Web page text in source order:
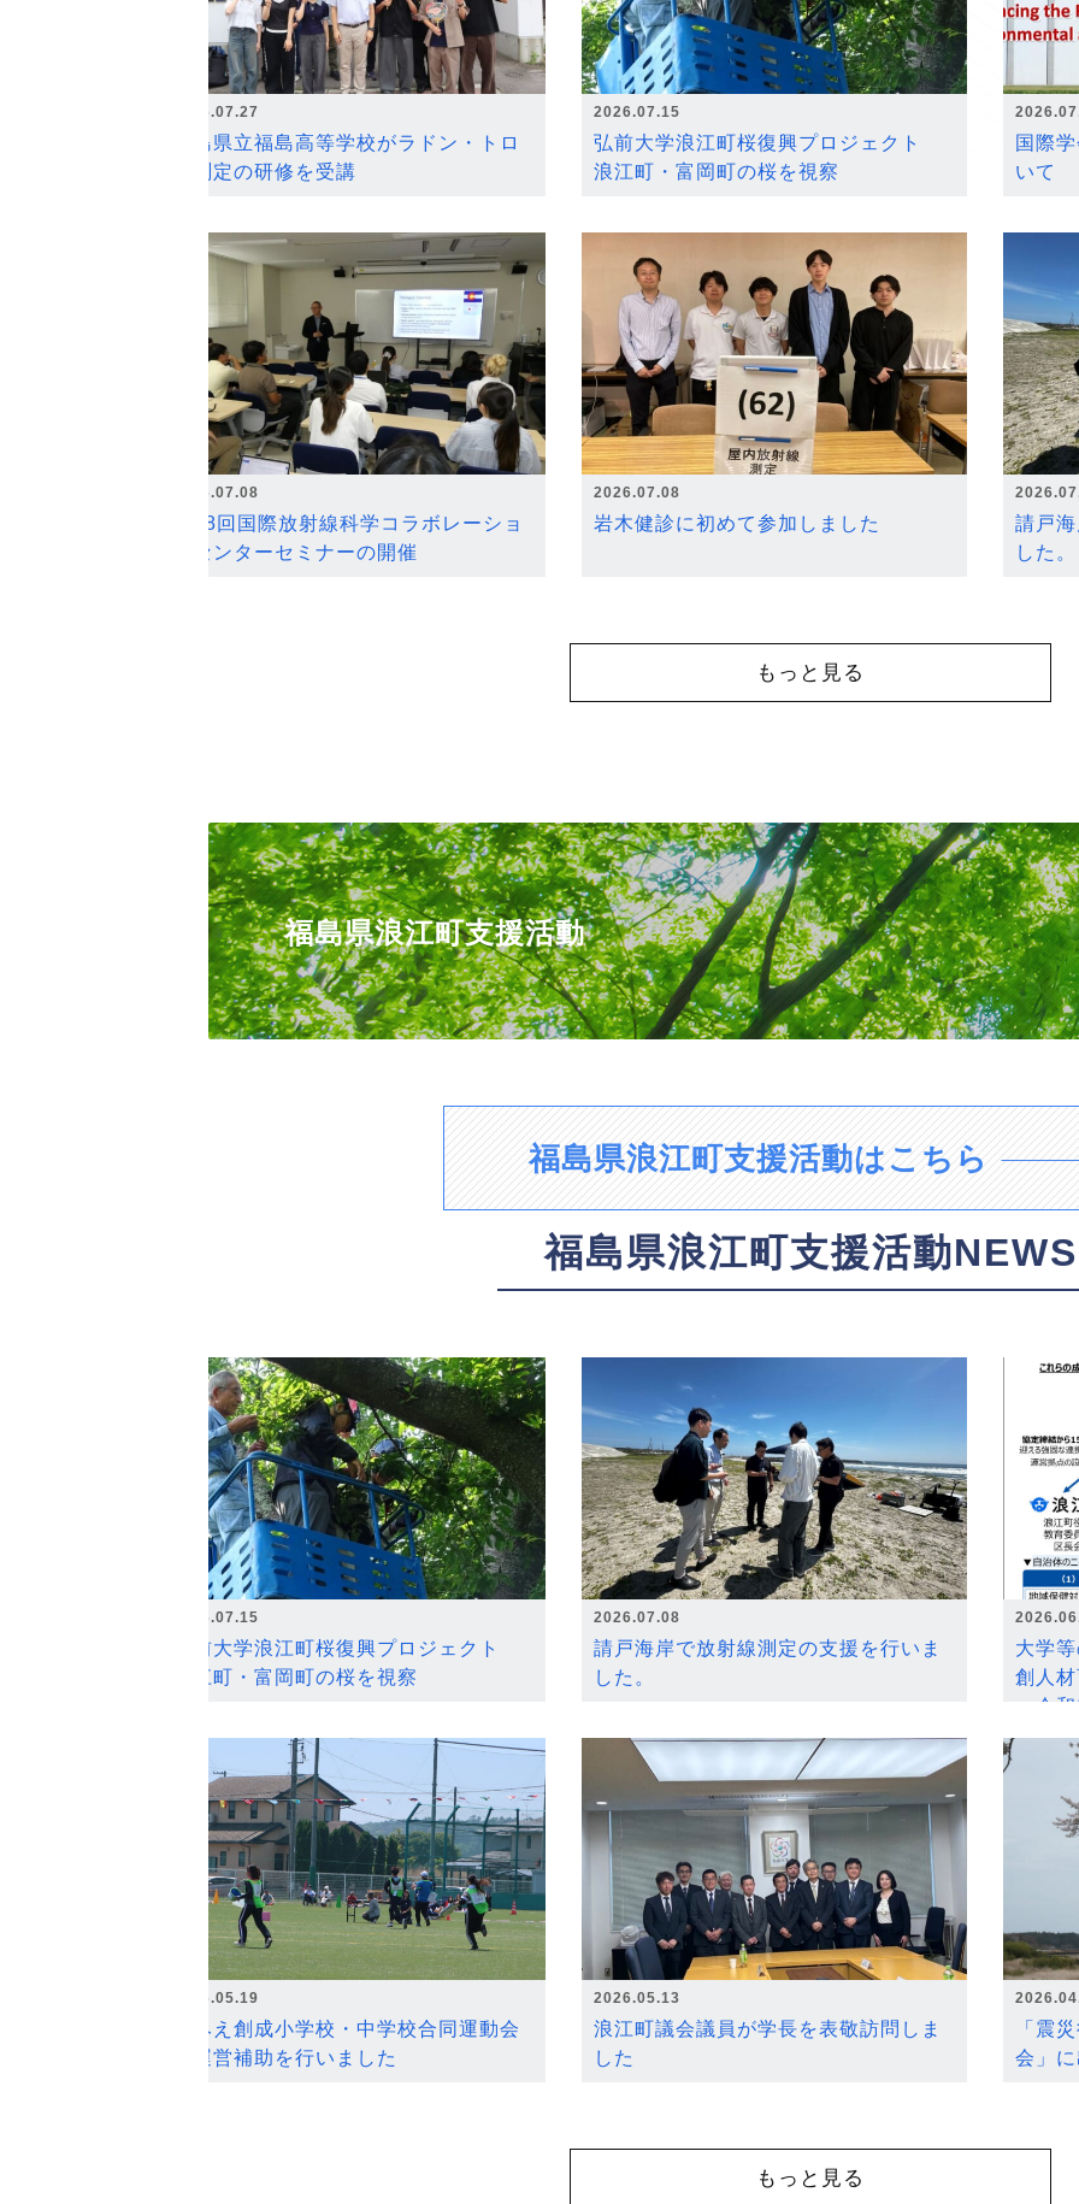
2026.07.27
福島県立福島高等学校がラドン・トロ
ン測定の研修を受講
2026.07.15
弘前大学浪江町桜復興プロジェクト
浪江町・富岡町の桜を視察
国際
いて
2026.07.08
第18回国際放射線科学コラボレーショ
ンセンターセミナーの開催
2026.07.08
岩木健診に初めて参加しました
請戸
した。
もっと見る
福島県浪江町支援活動
福島県浪江町支援活動はこちら
福島県浪江町支援活動NEWS
2026.07.15
弘前大学浪江町桜復興プロジェクト
浪江町・富岡町の桜を視察
2026.07.08
請戸海岸で放射線測定の支援を行いま
した。
大学
創人
～令
2026.05.19
なみえ創成小学校・中学校合同運動会
の運営補助を行いました
2026.05.13
浪江町議会議員が学長を表敬訪問しま
した
「震
会」
もっと見る